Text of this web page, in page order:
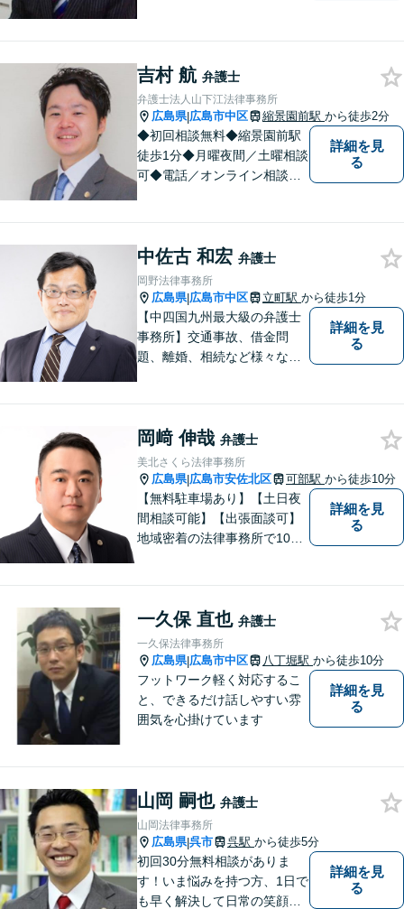
くなるような事務所作りを心
がけています。一人で悩ま
ず、お気軽にご相談下さい。
吉村 航 弁護士
弁護士法人山下江法律事務所
広島県|広島市中区 縮景園前駅 から徒歩2分
◆初回相談無料◆縮景園前駅
徒歩1分◆月曜夜間／土曜相談
可◆電話／オンライン相談可
産、相続・遺言、交通事故な
ど
詳細を見
る
中佐古 和宏 弁護士
岡野法律事務所
広島県|広島市中区 立町駅 から徒歩1分
【中四国九州最大級の弁護士
事務所】交通事故、借金問
題、離婚、相続など様々な問
い！
詳細を見
る
岡﨑 伸哉 弁護士
美北さくら法律事務所
広島県|広島市安佐北区 可部駅 から徒歩10分
【無料駐車場あり】【土日夜
間相談可能】【出張面談可】
地域密着の法律事務所で10年
面談も承っています！【借金
問題相談無料】
詳細を見
る
一久保 直也 弁護士
一久保法律事務所
広島県|広島市中区 八丁堀駅 から徒歩10分
フットワーク軽く対応するこ
と、できるだけ話しやすい雰
囲気を心掛けています
詳細を見
る
山岡 嗣也 弁護士
山岡法律事務所
広島県|呉市 呉駅 から徒歩5分
初回30分無料相談がありま
す！いま悩みを持つ方、1日で
も早く解決して日常の笑顔を
詳細を見
る